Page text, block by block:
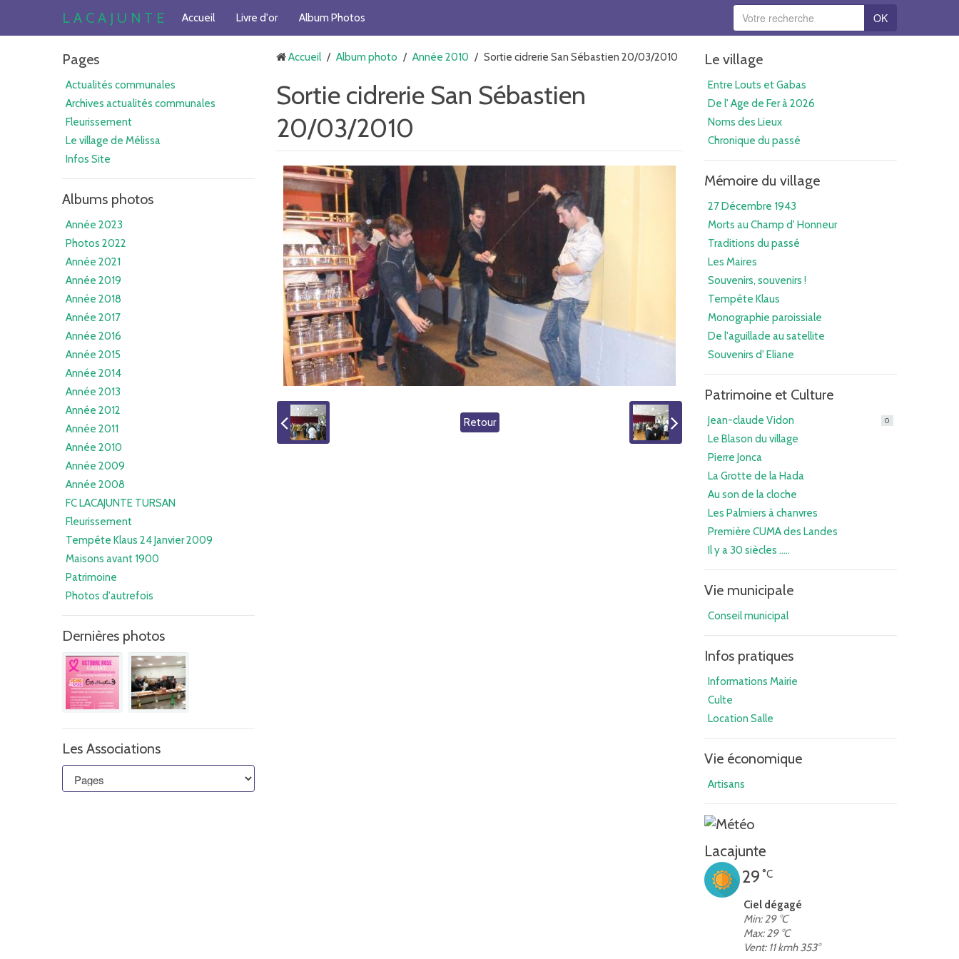
L A C A J U N T E Accueil Livre d'or Album Photos OK
Pages
Actualités communales
Archives actualités communales
Fleurissement
Le village de Mélissa
Infos Site
Albums photos
Année 2023
Photos 2022
Année 2021
Année 2019
Année 2018
Année 2017
Année 2016
Année 2015
Année 2014
Année 2013
Année 2012
Année 2011
Année 2010
Année 2009
Année 2008
FC LACAJUNTE TURSAN
Fleurissement
Tempête Klaus 24 Janvier 2009
Maisons avant 1900
Patrimoine
Photos d'autrefois
Dernières photos
Les Associations
Accueil / Album photo / Année 2010 / Sortie cidrerie San Sébastien 20/03/2010
Sortie cidrerie San Sébastien
20/03/2010
Retour
Le village
Entre Louts et Gabas
De l' Age de Fer à 2026
Noms des Lieux
Chronique du passé
Mémoire du village
27 Décembre 1943
Morts au Champ d' Honneur
Traditions du passé
Les Maires
Souvenirs, souvenirs !
Tempête Klaus
Monographie paroissiale
De l'aguillade au satellite
Souvenirs d' Eliane
Patrimoine et Culture
Jean-claude Vidon 0
Le Blason du village
Pierre Jonca
La Grotte de la Hada
Au son de la cloche
Les Palmiers à chanvres
Première CUMA des Landes
Il y a 30 siècles .....
Vie municipale
Conseil municipal
Infos pratiques
Informations Mairie
Culte
Location Salle
Vie économique
Artisans
Lacajunte
29 °C
Ciel dégagé
Min: 29 °C
Max: 29 °C
Vent: 11 kmh 353°